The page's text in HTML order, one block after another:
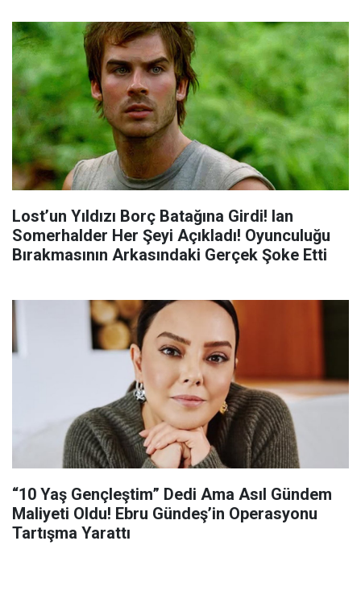
Lost’un Yıldızı Borç Batağına Girdi! Ian
Somerhalder Her Şeyi Açıkladı! Oyunculuğu
Bırakmasının Arkasındaki Gerçek Şoke Etti
“10 Yaş Gençleştim” Dedi Ama Asıl Gündem
Maliyeti Oldu! Ebru Gündeş’in Operasyonu
Tartışma Yarattı